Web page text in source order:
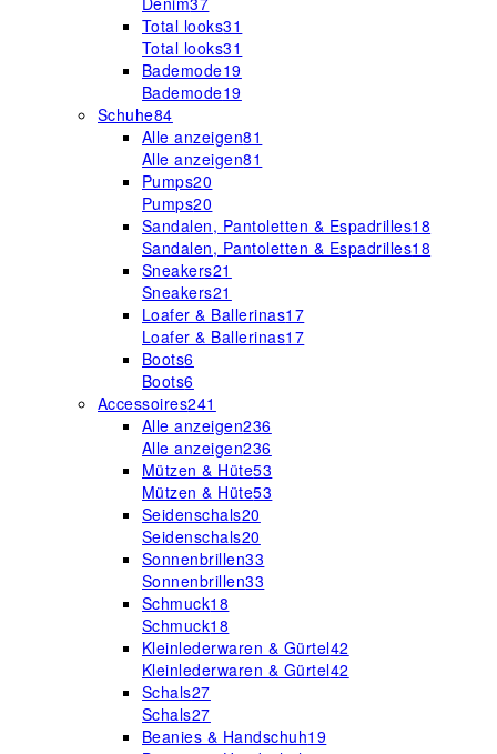
Total looks31
Total looks31
Bademode19
Bademode19
Schuhe84
Alle anzeigen81
Alle anzeigen81
Pumps20
Pumps20
Sandalen, Pantoletten & Espadrilles18
Sandalen, Pantoletten & Espadrilles18
Sneakers21
Sneakers21
Loafer & Ballerinas17
Loafer & Ballerinas17
Boots6
Boots6
Accessoires241
Alle anzeigen236
Alle anzeigen236
Mützen & Hüte53
Mützen & Hüte53
Seidenschals20
Seidenschals20
Sonnenbrillen33
Sonnenbrillen33
Schmuck18
Schmuck18
Kleinlederwaren & Gürtel42
Kleinlederwaren & Gürtel42
Schals27
Schals27
Beanies & Handschuh19